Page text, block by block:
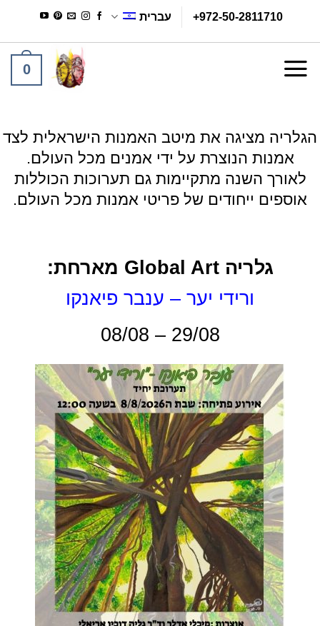
content
+972-50-2811710 עברית
0
הגלריה מציגה את מיטב האמנות הישראלית לצד
אמנות הנוצרת על ידי אמנים מכל העולם.
לאורך השנה מתקיימות גם תערוכות הכוללות
אוספים ייחודים של פריטי אמנות מכל העולם.
גלריה Global Art מארחת:
ורידי יער – ענבר פיאנקו
29/08 – 08/08